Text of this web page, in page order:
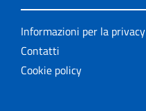
Informazioni per la privacy
Contatti
Cookie policy